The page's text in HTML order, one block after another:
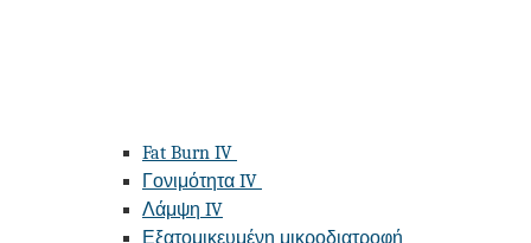
Fat Burn IV
Γονιμότητα IV
Λάμψη IV
Εξατομικευμένη μικροδιατροφή